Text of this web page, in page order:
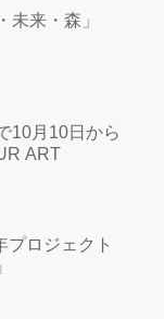
未来・森」
10月10日から
ART
プロジェクト